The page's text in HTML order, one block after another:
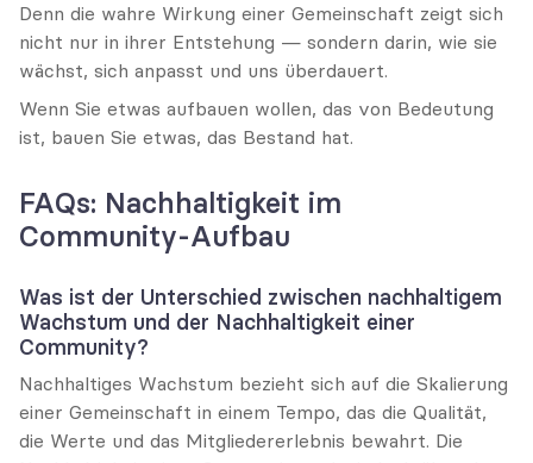
Denn die wahre Wirkung einer Gemeinschaft zeigt sich
nicht nur in ihrer Entstehung — sondern darin, wie sie
wächst, sich anpasst und uns überdauert.
Wenn Sie etwas aufbauen wollen, das von Bedeutung
ist, bauen Sie etwas, das Bestand hat.
FAQs: Nachhaltigkeit im
Community-Aufbau
Was ist der Unterschied zwischen nachhaltigem
Wachstum und der Nachhaltigkeit einer
Community?
Nachhaltiges Wachstum bezieht sich auf die Skalierung
einer Gemeinschaft in einem Tempo, das die Qualität,
die Werte und das Mitgliedererlebnis bewahrt. Die